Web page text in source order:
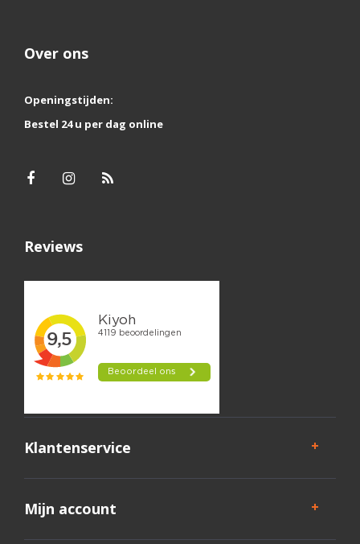
Over ons
Openingstijden:
Bestel 24 u per dag online
Reviews
Klantenservice
Mijn account